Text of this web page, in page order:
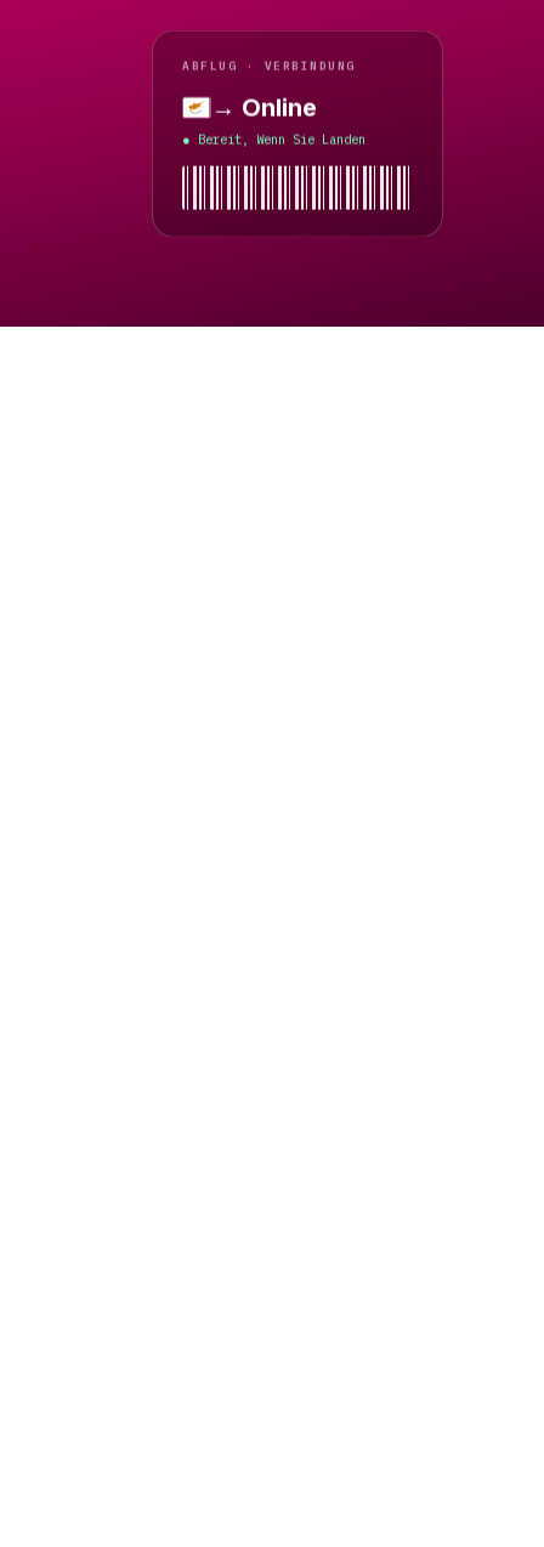
ABFLUG · VERBINDUNG
Griechisches Zypern
→ Online
● Bereit, Wenn Sie Landen